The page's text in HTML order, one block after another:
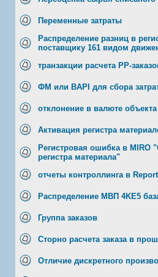
Переменные затраты
Распределение разниц в
поставщику 161 видом
транзакции расчета РР-
ФМ или BAPI для сбора
отклонение в валюте
Активация регистра
Регистровая ошибка в MIRO
регистра материала"
отчеты контроллинга в
Распределение МВП 4KE5
Группа заказов
Сторно расчета заказа в
Отличие дискретного